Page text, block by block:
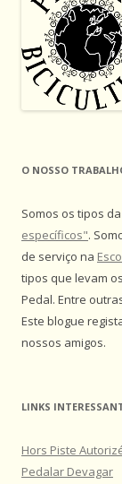
O NOSSO
Somos os tipos da
específicos".
de serviço na
tipos que levam os
Pedal. Entre
Este blogue
nossos amigos.
LINKS
Hors Piste
Pedalar Devagar